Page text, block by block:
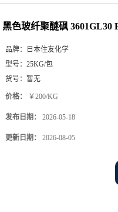
黑色玻纤聚醚砜 3601GL30
品牌：
日本住友化学
型号： 25KG/包
货号： 暂无
价格： ￥200/KG
发布日期： 2026-05-18
更新日期： 2026-08-05